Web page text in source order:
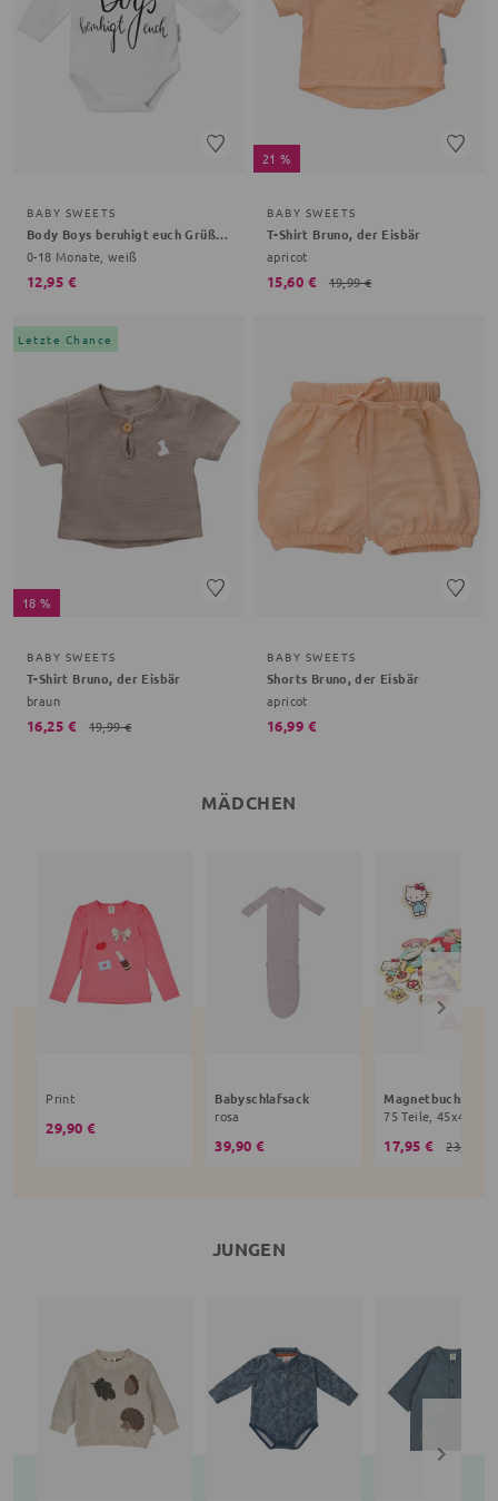
BABY SWEETS
Body Boys beruhigt euch Grüße, Gemüse
0-18 Monate, weiß
12,95 €
21 %
BABY SWEETS
T-Shirt Bruno, der Eisbär
apricot
15,60 € 19,99 €
Letzte Chance
18 %
BABY SWEETS
T-Shirt Bruno, der Eisbär
braun
16,25 € 19,99 €
BABY SWEETS
Shorts Bruno, der Eisbär
apricot
16,99 €
MÄDCHEN
Print
29,90 €
Babyschlafsack
rosa
39,90 € 17,95 € 23,90 €
JUNGEN